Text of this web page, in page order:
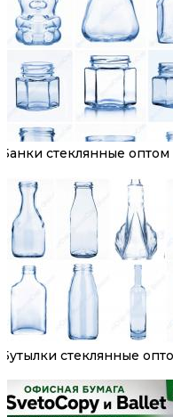
Банки стеклянные оптом
Бутылки стеклянные